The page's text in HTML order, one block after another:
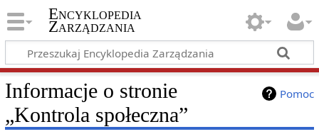
Encyklopedia
Zarządzania
Pomoc
Informacje o stronie
„Kontrola społeczna”